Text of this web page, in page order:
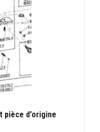
pièce d’origine